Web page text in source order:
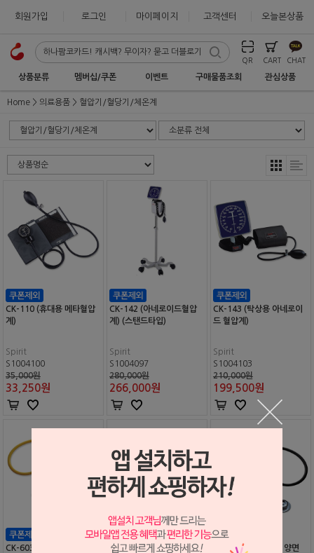
회원가입 로그인 마이페이지 고객센터 오늘본상품
QR CART CHAT
상품분류 멤버십/쿠폰 이벤트 구매물품조회 관심상품
Home 의료용품 혈압기/혈당기/체온계
CK-110 (휴대용 메타혈압
계)
Spirit
S1004100
35,000원
33,250원
CK-142 (아네로이드혈압
계) (스탠드타입)
Spirit
S1004097
280,000원
266,000원
CK-143 (탁상용 아네로이
드 혈압계)
Spirit
S1004103
210,000원
199,500원
CK-603PW (간호사용 단면
CK-A603T (간호사용 단면
CK-A604T (소아용 양면